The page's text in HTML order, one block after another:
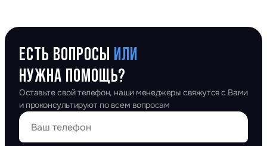
ЕСТЬ ВОПРОСЫ ИЛИ
НУЖНА ПОМОЩЬ?
Оставьте свой телефон, наши менеджеры свяжутся с Вами
и проконсультируют по всем вопросам